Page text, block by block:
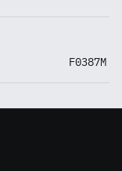
F0387M